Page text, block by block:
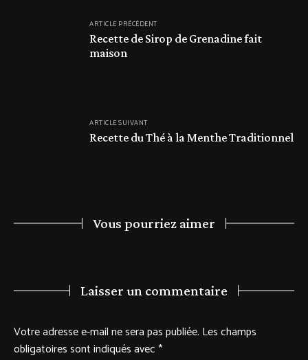
ARTICLE PRÉCÉDENT
Recette de Sirop de Grenadine fait
maison
ARTICLE SUIVANT
Recette du Thé à la Menthe Traditionnel
Vous pourriez aimer
Laisser un commentaire
Votre adresse e-mail ne sera pas publiée. Les champs
obligatoires sont indiqués avec*